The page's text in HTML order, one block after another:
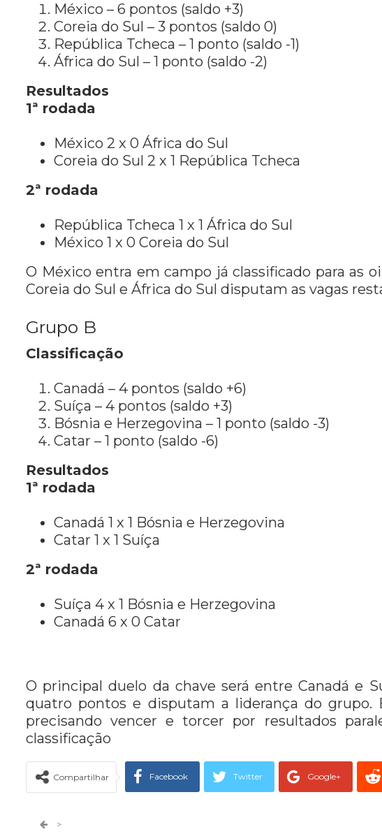
México – 6 pontos (saldo +3)
Coreia do Sul – 3 pontos (saldo 0)
República Tcheca – 1 ponto (saldo -1)
África do Sul – 1 ponto (saldo -2)
Resultados
1ª rodada
México 2 x 0 África do Sul
Coreia do Sul 2 x 1 República Tcheca
2ª rodada
República Tcheca 1 x 1 África do Sul
México 1 x 0 Coreia do Sul
O México entra em campo já classificado para as
Coreia do Sul e África do Sul disputam as vagas
Grupo B
Classificação
Canadá – 4 pontos (saldo +6)
Suíça – 4 pontos (saldo +3)
Bósnia e Herzegovina – 1 ponto (saldo -3)
Catar – 1 ponto (saldo -6)
Resultados
1ª rodada
Canadá 1 x 1 Bósnia e Herzegovina
Catar 1 x 1 Suíça
2ª rodada
Suíça 4 x 1 Bósnia e Herzegovina
Canadá 6 x 0 Catar
O principal duelo da chave será entre Canadá e
quatro pontos e disputam a liderança do grupo.
precisando vencer e torcer por resultados
classificação
Compartilhar Facebook Twitter Google+
>